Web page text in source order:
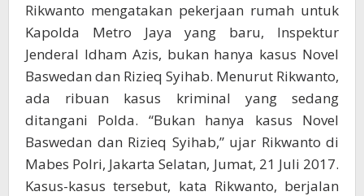
Rikwanto mengatakan pekerjaan rumah untuk
Kapolda Metro Jaya yang baru, Inspektur
Jenderal Idham Azis, bukan hanya kasus Novel
Baswedan dan Rizieq Syihab. Menurut Rikwanto,
ada ribuan kasus kriminal yang sedang
ditangani Polda. “Bukan hanya kasus Novel
Baswedan dan Rizieq Syihab,” ujar Rikwanto di
Mabes Polri, Jakarta Selatan, Jumat, 21 Juli 2017.
Kasus-kasus tersebut, kata Rikwanto, berjalan